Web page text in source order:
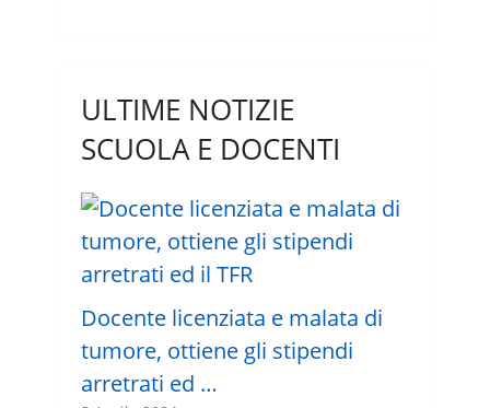
ULTIME NOTIZIE
SCUOLA E DOCENTI
Docente licenziata e malata di
tumore, ottiene gli stipendi
arretrati ed …